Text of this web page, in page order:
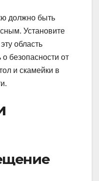
должно быть
Установите
область
о безопасности от
и скамейки в